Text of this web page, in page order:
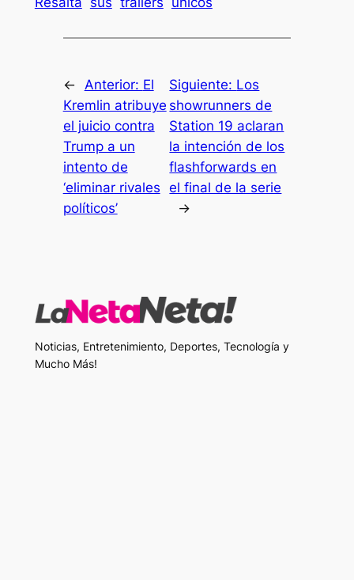
← Anterior: El
Kremlin atribuye
el juicio contra
Trump a un
intento de
‘eliminar rivales
políticos’
Siguiente: Los
showrunners de
Station 19 aclaran
la intención de los
flashforwards en
el final de la serie
→
Noticias, Entretenimiento, Deportes, Tecnología y
Mucho Más!